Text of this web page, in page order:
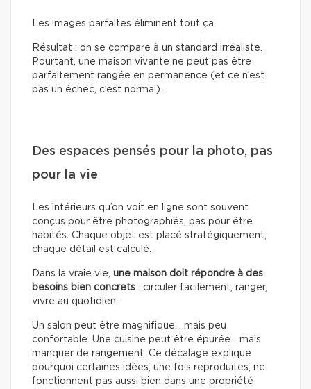
Les images parfaites éliminent tout ça.
Résultat : on se compare à un standard irréaliste.
Pourtant, une maison vivante ne peut pas être
parfaitement rangée en permanence (et ce n’est
pas un échec, c’est normal).
Des espaces pensés pour la photo, pas
pour la vie
Les intérieurs qu’on voit en ligne sont souvent
conçus pour être photographiés, pas pour être
habités. Chaque objet est placé stratégiquement,
chaque détail est calculé.
Dans la vraie vie, une maison doit répondre à des
besoins bien concrets : circuler facilement, ranger,
vivre au quotidien.
Un salon peut être magnifique… mais peu
confortable. Une cuisine peut être épurée… mais
manquer de rangement. Ce décalage explique
pourquoi certaines idées, une fois reproduites, ne
fonctionnent pas aussi bien dans une propriété